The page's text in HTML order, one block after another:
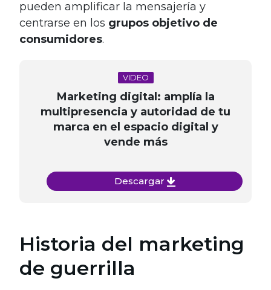
pueden amplificar la mensajería y
centrarse en los grupos objetivo de
consumidores.
VIDEO
Marketing digital: amplía la
multipresencia y autoridad de tu
marca en el espacio digital y
vende más
Descargar
Historia del marketing
de guerrilla